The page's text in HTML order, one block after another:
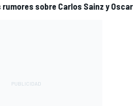
sobre Carlos Sainz y Oscar